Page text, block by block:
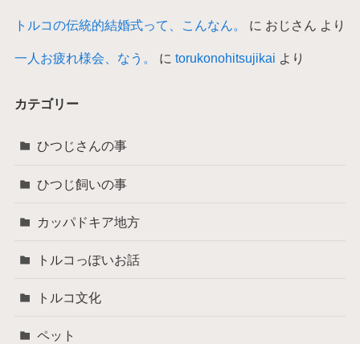
トルコの伝統的結婚式って、こんなん。 に おじさん より
一人お疲れ様会、なう。 に torukonohitsujikai より
カテゴリー
ひつじさんの事
ひつじ飼いの事
カッパドキア地方
トルコっぽいお話
トルコ文化
ペット